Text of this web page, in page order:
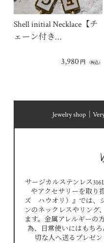
Shell initial Necklace【チ
ェーン付き…
3,980 円 （税込）
Jewelry shop｜
サージカルステンレス
やアクセサリーを取り
ズ ハウオリ）』では、
ンのネックレスやリング
ます。金属アレルギーの
為、日常使いにはもち
切な人へ送るプレゼン